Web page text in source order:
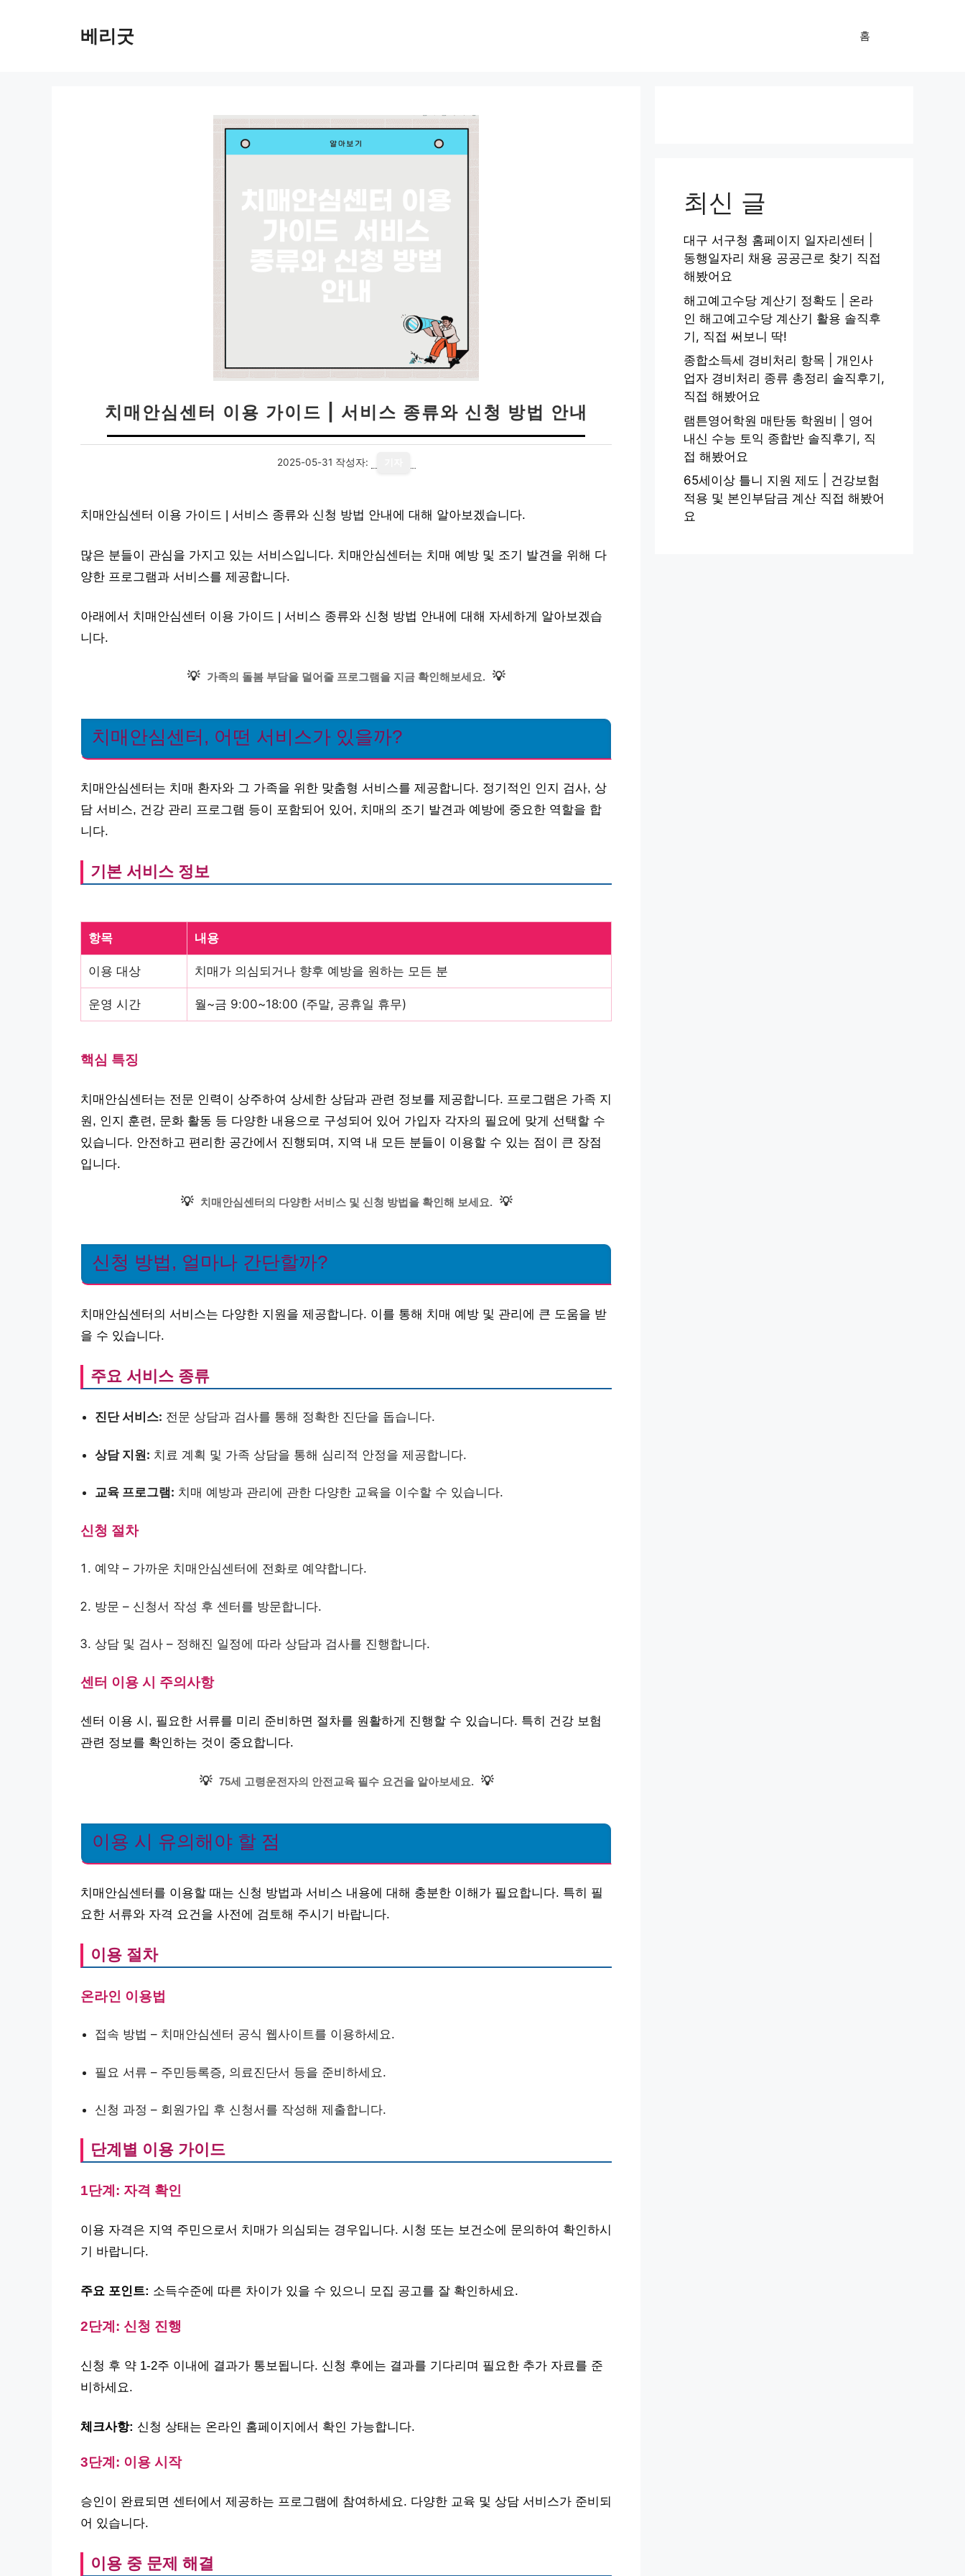
베리굿 홈
치매안심센터 이용 가이드 | 서비스 종류와 신청 방법 안내
2025-05-31 작성자:
치매안심센터 이용 가이드 | 서비스 종류와 신청 방법 안내에 대해 알아보겠습니다.
많은 분들이 관심을 가지고 있는 서비스입니다. 치매안심센터는 치매 예방 및 조기 발견을 위해 다
양한 프로그램과 서비스를 제공합니다.
아래에서 치매안심센터 이용 가이드 | 서비스 종류와 신청 방법 안내에 대해 자세하게 알아보겠습
니다.
💡 가족의 돌봄 부담을 덜어줄 프로그램을 지금 확인해보세요. 💡
치매안심센터, 어떤 서비스가 있을까?
치매안심센터는 치매 환자와 그 가족을 위한 맞춤형 서비스를 제공합니다. 정기적인 인지 검사, 상
담 서비스, 건강 관리 프로그램 등이 포함되어 있어, 치매의 조기 발견과 예방에 중요한 역할을 합
니다.
기본 서비스 정보
항목 내용
이용 대상 치매가 의심되거나 향후 예방을 원하는 모든 분
운영 시간 월~금 9:00~18:00 (주말, 공휴일 휴무)
핵심 특징
치매안심센터는 전문 인력이 상주하여 상세한 상담과 관련 정보를 제공합니다. 프로그램은 가족 지
원, 인지 훈련, 문화 활동 등 다양한 내용으로 구성되어 있어 가입자 각자의 필요에 맞게 선택할 수
있습니다. 안전하고 편리한 공간에서 진행되며, 지역 내 모든 분들이 이용할 수 있는 점이 큰 장점
입니다.
💡 치매안심센터의 다양한 서비스 및 신청 방법을 확인해 보세요. 💡
신청 방법, 얼마나 간단할까?
치매안심센터의 서비스는 다양한 지원을 제공합니다. 이를 통해 치매 예방 및 관리에 큰 도움을 받
을 수 있습니다.
주요 서비스 종류
진단 서비스: 전문 상담과 검사를 통해 정확한 진단을 돕습니다.
상담 지원: 치료 계획 및 가족 상담을 통해 심리적 안정을 제공합니다.
교육 프로그램: 치매 예방과 관리에 관한 다양한 교육을 이수할 수 있습니다.
신청 절차
예약 – 가까운 치매안심센터에 전화로 예약합니다.
방문 – 신청서 작성 후 센터를 방문합니다.
상담 및 검사 – 정해진 일정에 따라 상담과 검사를 진행합니다.
센터 이용 시 주의사항
센터 이용 시, 필요한 서류를 미리 준비하면 절차를 원활하게 진행할 수 있습니다. 특히 건강 보험
관련 정보를 확인하는 것이 중요합니다.
💡 75세 고령운전자의 안전교육 필수 요건을 알아보세요. 💡
이용 시 유의해야 할 점
치매안심센터를 이용할 때는 신청 방법과 서비스 내용에 대해 충분한 이해가 필요합니다. 특히 필
요한 서류와 자격 요건을 사전에 검토해 주시기 바랍니다.
이용 절차
온라인 이용법
접속 방법 – 치매안심센터 공식 웹사이트를 이용하세요.
필요 서류 – 주민등록증, 의료진단서 등을 준비하세요.
신청 과정 – 회원가입 후 신청서를 작성해 제출합니다.
단계별 이용 가이드
1단계: 자격 확인
이용 자격은 지역 주민으로서 치매가 의심되는 경우입니다. 시청 또는 보건소에 문의하여 확인하시
기 바랍니다.
주요 포인트: 소득수준에 따른 차이가 있을 수 있으니 모집 공고를 잘 확인하세요.
2단계: 신청 진행
신청 후 약 1-2주 이내에 결과가 통보됩니다. 신청 후에는 결과를 기다리며 필요한 추가 자료를 준
비하세요.
체크사항: 신청 상태는 온라인 홈페이지에서 확인 가능합니다.
3단계: 이용 시작
승인이 완료되면 센터에서 제공하는 프로그램에 참여하세요. 다양한 교육 및 상담 서비스가 준비되
어 있습니다.
이용 중 문제 해결
최신 글
대구 서구청 홈페이지 일자리센터 |
동행일자리 채용 공공근로 찾기 직접
해봤어요
해고예고수당 계산기 정확도 | 온라
인 해고예고수당 계산기 활용 솔직후
기, 직접 써보니 딱!
종합소득세 경비처리 항목 | 개인사
업자 경비처리 종류 총정리 솔직후기,
직접 해봤어요
램튼영어학원 매탄동 학원비 | 영어
내신 수능 토익 종합반 솔직후기, 직
접 해봤어요
65세이상 틀니 지원 제도 | 건강보험
적용 및 본인부담금 계산 직접 해봤어
요